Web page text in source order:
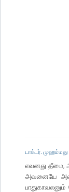
டாக்டர்.
எவனது தீமை,
அவனையே